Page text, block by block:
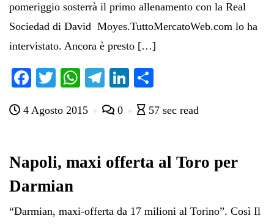
pomeriggio sosterrà il primo allenamento con la Real
Sociedad di David Moyes.TuttoMercatoWeb.com lo ha
intervistato. Ancora è presto […]
Fa
bo
T
tte
W
ts
pp
Te
gr
m
Li
ed di
di
4 Agosto 2015 0 57 sec read
Napoli, maxi offerta al Toro per
Darmian
“Darmian, maxi-offerta da 17 milioni al Torino”. Così Il